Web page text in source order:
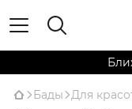
Бады Для